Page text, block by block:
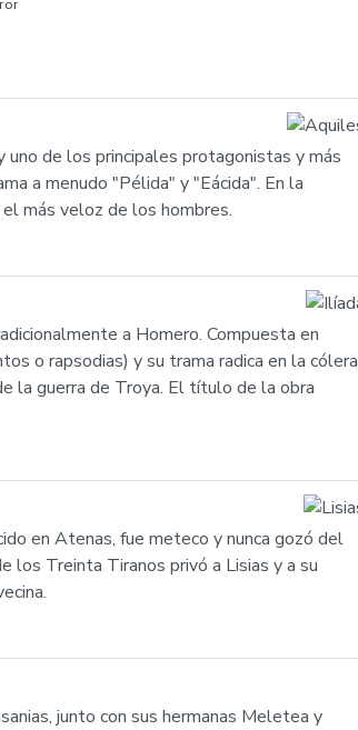
uno de los principales protagonistas y más
a menudo "Pélida" y "Eácida". En la
más veloz de los hombres.
a Homero. Compuesta en
o rapsodias) y su trama radica en la cólera
la guerra de Troya. El título de la obra
en Atenas, fue meteco y nunca gozó del
los Treinta Tiranos privó a Lisias y a su
junto con sus hermanas Meletea y